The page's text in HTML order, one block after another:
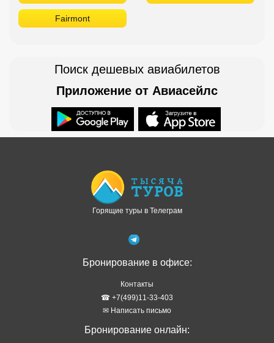
Fairmont
Поиск дешевых авиабилетов
Приложение от Авиасейлс
Горящие туры в Телеграм
Бронирование в офисе:
Контакты
☎ +7(499)11-33-403
✉ Написать письмо
Бронирование онлайн: